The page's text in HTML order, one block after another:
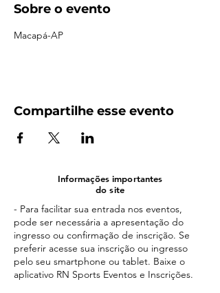
Sobre o evento
Macapá-AP
Compartilhe esse evento
Informações importantes
do site
- Para facilitar sua entrada nos eventos,
pode ser necessária a apresentação do
ingresso ou confirmação de inscrição. Se
preferir acesse sua inscrição ou ingresso
pelo seu smartphone ou tablet. Baixe o
aplicativo RN Sports Eventos e Inscrições.